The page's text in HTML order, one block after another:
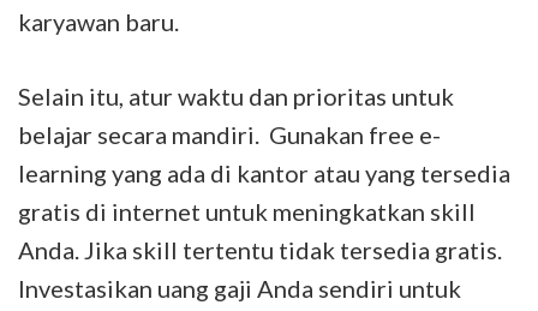
karyawan baru.
Selain itu, atur waktu dan prioritas untuk
belajar secara mandiri. Gunakan free e-
learning yang ada di kantor atau yang tersedia
gratis di internet untuk meningkatkan skill
Anda. Jika skill tertentu tidak tersedia gratis.
Investasikan uang gaji Anda sendiri untuk